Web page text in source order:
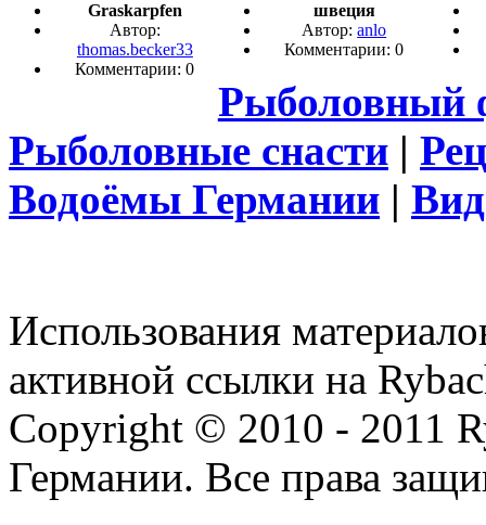
Graskarpfen
Автор:
thomas.becker33
Комментарии: 0
швеция
Автор:anlo
Комментарии: 0
Рыболовный
Рыболовные снасти |
Водоёмы Германии |
Использования
активной ссылки на
Copyright © 2010 - 2011
Германии. Все права